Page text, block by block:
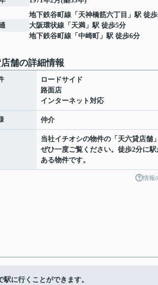
地下鉄谷町線 「 天神橋筋六丁目 」駅 徒
大阪環状線 「 天満 」駅 徒歩5分
地下鉄谷町線 「 中崎町 」駅 徒歩6分
舗の詳細情報
ロードサイド
路面店
インターネット対応
仲介
当社イチオシの物件の「天六貸店舗
ぜひ一度ご覧ください。徒歩2分に駅
ある物件です。
情報
に行くことができます。